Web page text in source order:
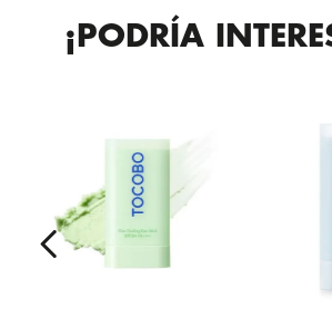
¡PODRÍA